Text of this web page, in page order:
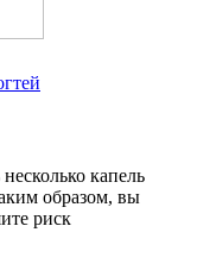
капель
образом, вы
риск